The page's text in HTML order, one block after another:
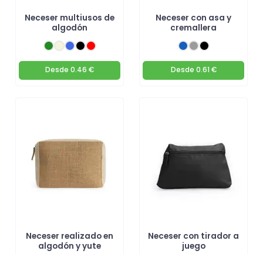
Neceser multiusos de
algodón
Desde 0.46 €
Neceser con asa y
cremallera
Desde 0.61 €
Neceser realizado en
algodón y yute
Neceser con tirador a
juego